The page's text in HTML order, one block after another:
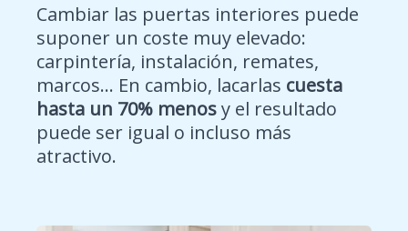
Cambiar las puertas interiores puede
suponer un coste muy elevado:
carpintería, instalación, remates,
marcos… En cambio, lacarlas cuesta
hasta un 70% menosy el resultado
puede ser igual o incluso más
atractivo.